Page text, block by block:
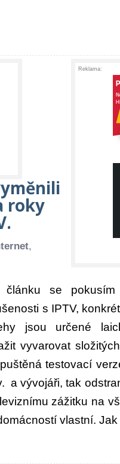
Reklama:
roky
,
článku se
s IPTV,
jsou určené
vyvarovat
testovací
a vývojáři, tak
zážitku na
vlastní. Jak